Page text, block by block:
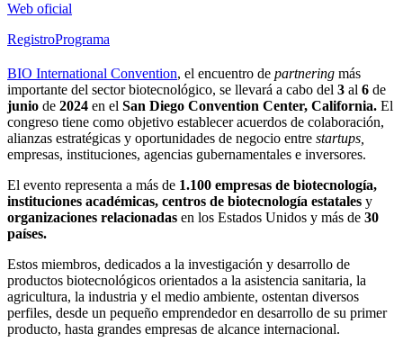
Web oficial
RegistroPrograma
BIO International Convention, el encuentro de partnering más
importante del sector biotecnológico, se llevará a cabo del 3 al 6 de
junio de 2024 en el San Diego Convention Center, California. El
congreso tiene como objetivo establecer acuerdos de colaboración,
alianzas estratégicas y oportunidades de negocio entre startups,
empresas, instituciones, agencias gubernamentales e inversores.
El evento representa a más de 1.100 empresas de biotecnología,
instituciones académicas, centros de biotecnología estatales y
organizaciones relacionadas en los Estados Unidos y más de 30
países.
Estos miembros, dedicados a la investigación y desarrollo de
productos biotecnológicos orientados a la asistencia sanitaria, la
agricultura, la industria y el medio ambiente, ostentan diversos
perfiles, desde un pequeño emprendedor en desarrollo de su primer
producto, hasta grandes empresas de alcance internacional.